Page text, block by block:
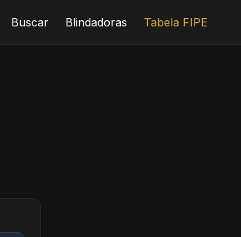
Buscar Blindadoras Tabela FIPE